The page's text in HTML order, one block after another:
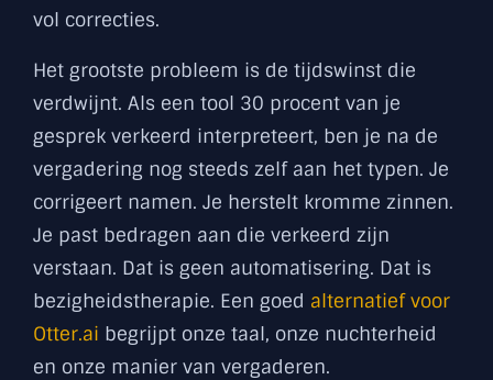
vol correcties.
Het grootste probleem is de tijdswinst die
verdwijnt. Als een tool 30 procent van je
gesprek verkeerd interpreteert, ben je na de
vergadering nog steeds zelf aan het typen. Je
corrigeert namen. Je herstelt kromme zinnen.
Je past bedragen aan die verkeerd zijn
verstaan. Dat is geen automatisering. Dat is
bezigheidstherapie. Een goed alternatief voor
Otter.ai begrijpt onze taal, onze nuchterheid
en onze manier van vergaderen.